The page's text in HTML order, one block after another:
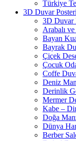
Türkiye
3D Duvar Posteri
3D Duvar
Arabalı
Bayan
Bayrak
Çiçek
Çocuk
Coffe
Deniz
Derinlik
Mermer
Kabe –
Doğa
Dünya
Berber